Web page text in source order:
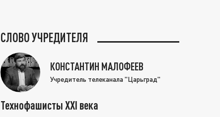
СЛОВО УЧРЕДИТЕЛЯ
КОНСТАНТИН МАЛОФЕЕВ
Учредитель телеканала "Царьград"
Технофашисты XXI века